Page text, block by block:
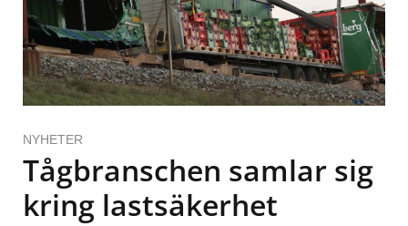
NYHETER
Tågbranschen samlar sig
kring lastsäkerhet